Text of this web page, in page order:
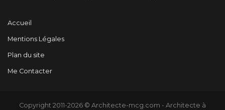
Accueil
Mentions Légales
Plan du site
Me Contacter
Copyright 2011-2026 © Architecte-mcg.com - Architecte à